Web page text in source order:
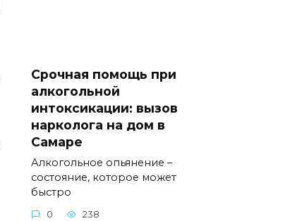
Срочная помощь при
алкогольной
интоксикации: вызов
нарколога на дом в
Самаре
Алкогольное опьянение –
состояние, которое может
быстро
0 238